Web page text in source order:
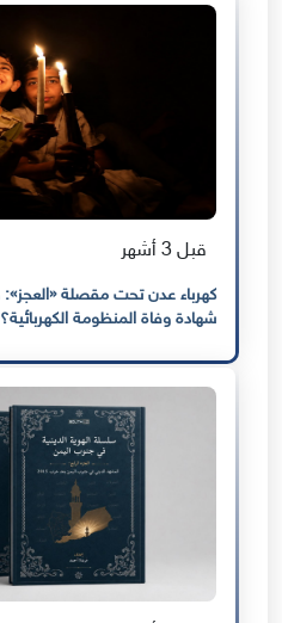
قبل 3 أشهر
شهادة وفاة المنظومة الكهربائية؟